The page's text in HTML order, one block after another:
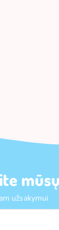
užsakymui